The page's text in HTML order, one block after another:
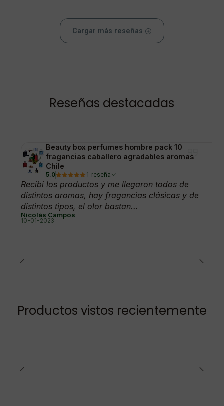
Cargar más reseñas
Reseñas destacadas
Beauty box perfumes hombre pack 10
fragancias caballero agradables aromas
Chile
5.0 1 reseña
Recibí los productos y me llegaron todos de
distintos aromas, hay fragancias clásicas y de
distintos tipos, el olor bastan...
Nicolás Campos
10-01-2023
Productos vistos recientemente